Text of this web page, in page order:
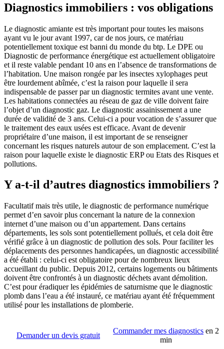
Diagnostics immobiliers : vos obligations
Le diagnostic amiante est très important pour toutes les maisons
ayant vu le jour avant 1997, car de nos jours, ce matériau
potentiellement toxique est banni du monde du btp. Le DPE ou
Diagnostic de performance énergétique est actuellement obligatoire
et il reste valable pendant 10 ans en l’absence de transformations de
l’habitation. Une maison rongée par les insectes xylophages peut
être lourdement abîmée, c’est la raison pour laquelle il sera
indispensable de passer par un diagnostic termites avant une vente.
Les habitations connectées au réseau de gaz de ville doivent faire
l’objet d’un diagnostic gaz. Le diagnostic assainissement a une
durée de validité de 3 ans. Celui-ci a pour vocation de s’assurer que
le traitement des eaux usées est efficace. Avant de devenir
propriétaire d’une maison, il est important de se renseigner
concernant les risques naturels autour de son emplacement. C’est la
raison pour laquelle existe le diagnostic ERP ou Etats des Risques et
pollutions.
Y a-t-il d’autres diagnostics immobiliers ?
Facultatif mais très utile, le diagnostic de performance numérique
permet d’en savoir plus concernant la nature de la connexion
internet d’une maison ou d’un appartement. Dans certains
départements, les sols sont potentiellement pollués, et cela doit être
vérifié grâce à un diagnostic de pollution des sols. Pour faciliter les
déplacements des personnes handicapées, un diagnostic accessibilité
a été établi : celui-ci est obligatoire pour de nombreux lieux
accueillant du public. Depuis 2012, certains logements ou bâtiments
doivent être confrontés à un diagnostic déchets avant démolition.
C’est pour éradiquer les épidémies de saturnisme que le diagnostic
plomb dans l’eau a été instauré, ce matériau ayant été fréquemment
utilisé pour les installations de plomberie.
Demander un devis gratuit
Commander mes diagnostics en 2
min